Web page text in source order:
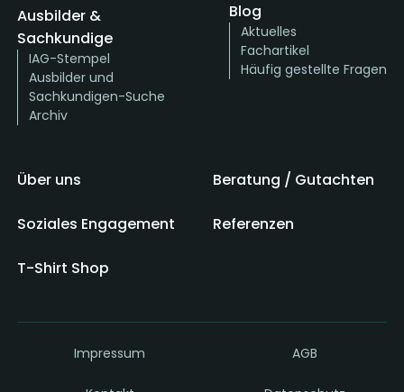
Ausbilder &
Sachkundige
IAG-Stempel
Ausbilder und
Sachkundigen-Suche
Archiv
Blog
Aktuelles
Fachartikel
Häufig gestellte Fragen
Über uns Beratung / Gutachten
Soziales Engagement Referenzen
T-Shirt Shop
Impressum AGB